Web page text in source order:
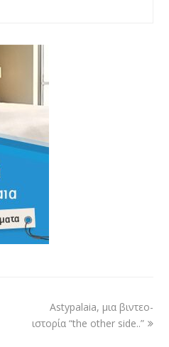
Astypalaia, μια βιντεο-
ιστορία “the other side..”